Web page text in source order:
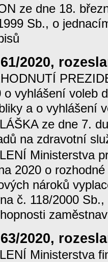
ze dne 18.
Sb., o
2020,
o vyhlášení voleb
a o vyhlášení
ze dne 7.
na zdravotní
Ministerstva
2020 o
nároků
č. 118/2000
2020,
Ministerstva